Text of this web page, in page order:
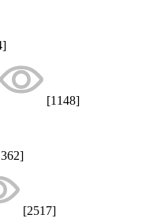
[1148]
[2517]